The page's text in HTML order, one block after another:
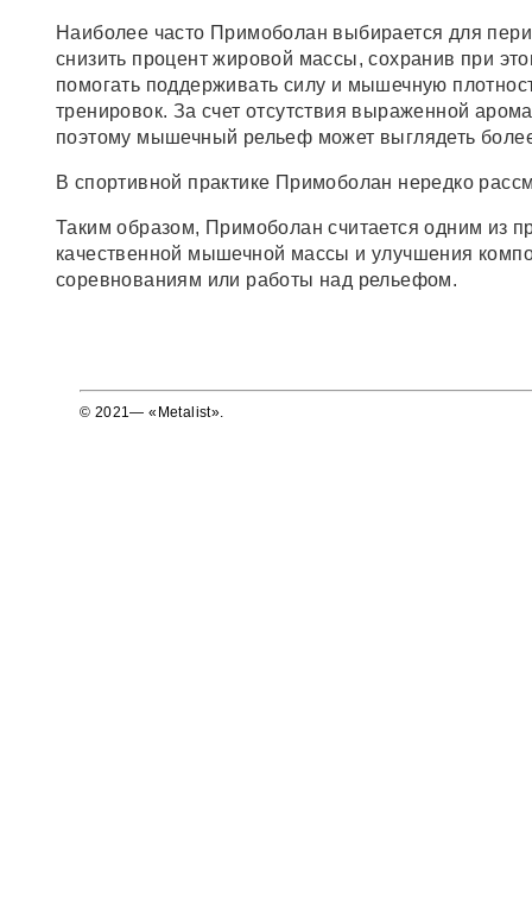
Наиболее часто Примоболан выбирается для
снизить процент жировой массы, сохранив при
помогать поддерживать силу и мышечную
тренировок. За счет отсутствия выраженной
поэтому мышечный рельеф может выглядеть
В спортивной практике Примоболан нередко
Таким образом, Примоболан считается одним из
качественной мышечной массы и улучшения
соревнованиям или работы над рельефом.
© 2021— «Metalist».